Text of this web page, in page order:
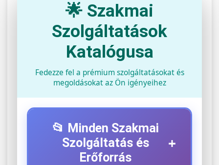
🌟 Szakmai
Szolgáltatások
Katalógusa
Fedezze fel a prémium szolgáltatásokat és
megoldásokat az Ön igényeihez
📂 Minden Szakmai
Szolgáltatás és
Erőforrás
+